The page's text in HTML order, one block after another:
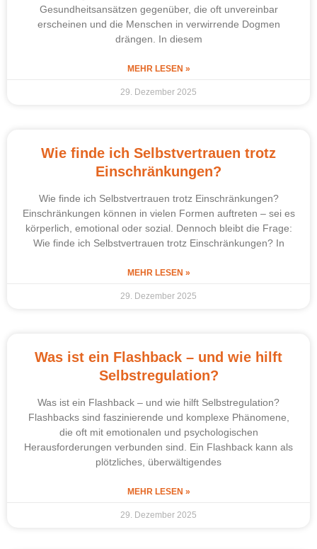
Gesundheitsansätzen gegenüber, die oft unvereinbar
erscheinen und die Menschen in verwirrende Dogmen
drängen. In diesem
MEHR LESEN »
29. Dezember 2025
Wie finde ich Selbstvertrauen trotz
Einschränkungen?
Wie finde ich Selbstvertrauen trotz Einschränkungen?
Einschränkungen können in vielen Formen auftreten – sei es
körperlich, emotional oder sozial. Dennoch bleibt die Frage:
Wie finde ich Selbstvertrauen trotz Einschränkungen? In
MEHR LESEN »
29. Dezember 2025
Was ist ein Flashback – und wie hilft
Selbstregulation?
Was ist ein Flashback – und wie hilft Selbstregulation?
Flashbacks sind faszinierende und komplexe Phänomene,
die oft mit emotionalen und psychologischen
Herausforderungen verbunden sind. Ein Flashback kann als
plötzliches, überwältigendes
MEHR LESEN »
29. Dezember 2025